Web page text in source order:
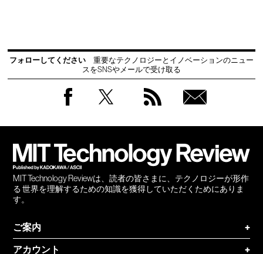
フォローしてください
重要なテクノロジーとイノベーションのニュー
スをSNSやメールで受け取る
MIT Technology Reviewは、読者の皆さまに、テクノロジーが形作
る 世界を理解するための知識を獲得していただくためにありま
す。
ご案内
+
アカウント
+